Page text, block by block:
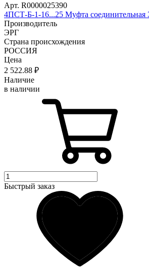
Арт. R0000025390
4ПСТ-Б-1-16...25 Муфта соединительная
Производитель
ЭРГ
Страна происхождения
РОССИЯ
Цена
2 522.88 ₽
Наличие
в наличии
Быстрый заказ